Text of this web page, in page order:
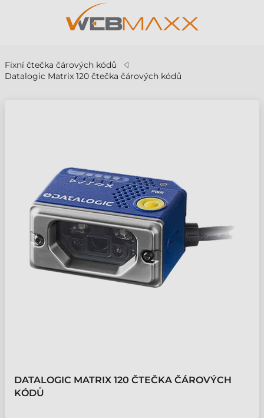
Fixní čtečka čárových kódů
Datalogic Matrix 120 čtečka čárových kódů
DATALOGIC MATRIX 120 ČTEČKA ČÁROVÝCH
KÓDŮ